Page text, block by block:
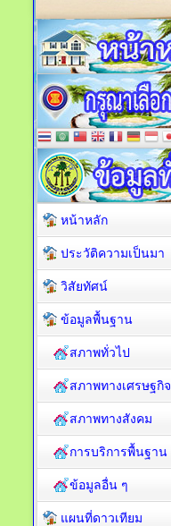
หน้าหลัก
ประวัติความเป็นมา
วิสัยทัศน์
ข้อมูลพื้นฐาน
สภาพทั่วไป
สภาพทางเศรษฐกิจ
สภาพทางสังคม
การบริการพื้นฐาน
ข้อมูลอื่น ๆ
แผนที่ดาวเทียม